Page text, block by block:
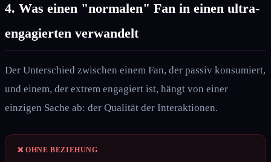
4. Was einen "normalen" Fan in einen ultra-
engagierten verwandelt
Der Unterschied zwischen einem Fan, der passiv konsumiert,
und einem, der extrem engagiert ist, hängt von einer
einzigen Sache ab: der Qualität der Interaktionen.
❌ OHNE BEZIEHUNG